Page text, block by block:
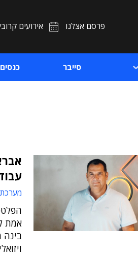
פרסם אצלנו אירועים
סייבר
אמת
בינה